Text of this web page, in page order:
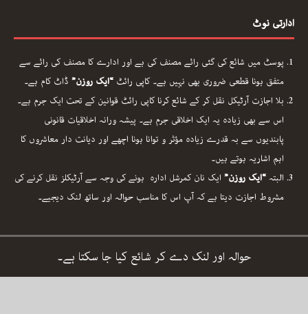
ادارتی نوٹ
پوسٹ میں شائع کی گئی رائے مصنف کی ہے اور ادارے کا مصنف کی رائے سے
متفق ہونا قطعی ضروری بھی نہیں ہے۔ کاپی رائٹ “ایک روزن” ڈاٹ کام ہے۔
بلا اجازت آرٹیکل نقل کر کے شائع کرنا کاپی رائٹ قوانین کے تحت ایک جرم ہے۔
اس سے بھی زیادہ یہ ایک اخلاقی جرم ہے۔ پیشہ ورانہ اخلاقیات قانونی
پابندیوں سے بہ قدرے زیادہ مؤثر و توانا ہونا اچھے اور دیانت دار معاشروں کا
اہم اشاریہ ہوتے ہیں۔
البتہ “ایک روزن” ایک نان کمرشل ادارہ ہونے کی وجہ سے آرٹیکلز نقل کرنے کی
مشروط اجازت دیتا ہے کہ آپ اس کا مناسب حوالہ اور ساتھ لنک دیجیے۔
حوالہ اور لنک دے کر شائع کیا جا سکتا ہے۔